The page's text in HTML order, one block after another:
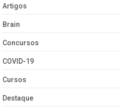
Artigos
Brain
Concursos
COVID-19
Cursos
Destaque